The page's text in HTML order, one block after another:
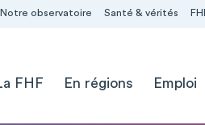
Notre observatoire Santé & vérités
La FHF En régions Emploi